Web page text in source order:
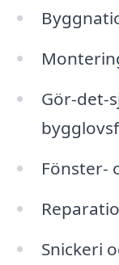
Gör-det-
Fönster-
Snickeri